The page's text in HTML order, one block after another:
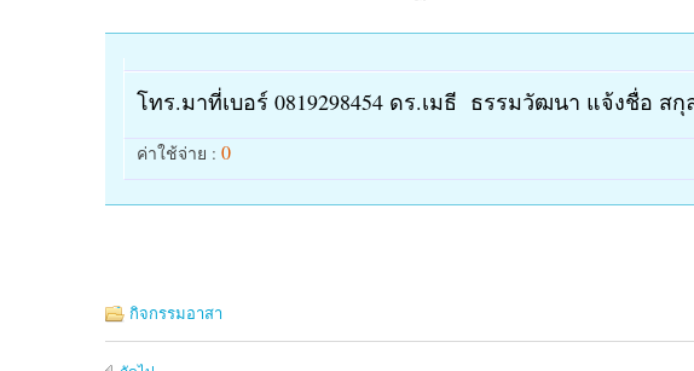
โทร.มาที่เบอร์ 0819298454 ดร.เมธี ธรรมวัฒนา แจ้งชื่อ ส
ค่าใช้จ่าย : 0
กิจกรรมอาสา